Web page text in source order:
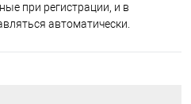
при регистрации, и в
автоматически.